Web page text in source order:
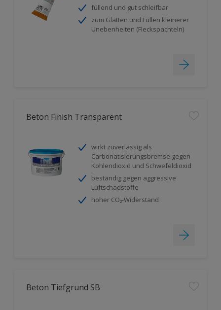
füllend und gut schleifbar
zum Glätten und Füllen kleinerer
Unebenheiten (Fleckspachteln)
Beton Finish Transparent
wirkt zuverlässig als
Carbonatisierungsbremse gegen
Kohlendioxid und Schwefeldioxid
beständig gegen aggressive
Luftschadstoffe
hoher CO₂-Widerstand
Beton Tiefgrund SB